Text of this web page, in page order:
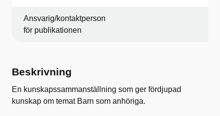
Ansvarig/kontaktperson
för publikationen
Beskrivning
En kunskapssammanställning som ger fördjupad
kunskap om temat Barn som anhöriga.